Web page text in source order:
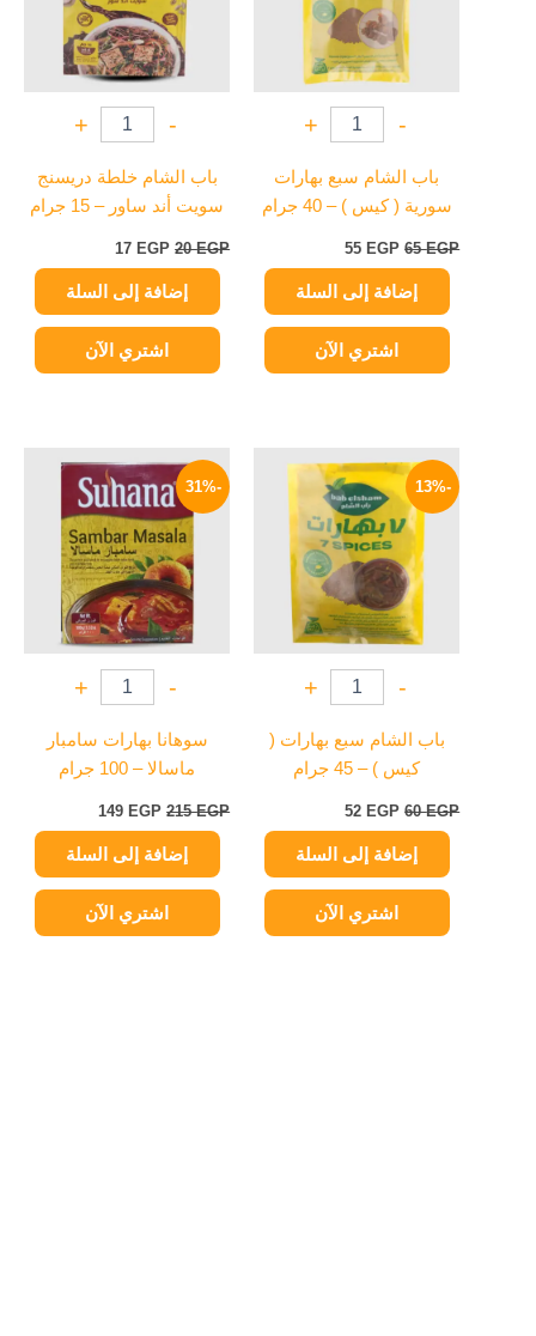
-
+
باب الشام سبع بهارات
سورية ( كيس ) – 40 جرام
65EGP
55 EGP
إضافة إلى السلة
اشتري الآن
-
+
باب الشام خلطة دريسنج
سويت أند ساور – 15 جرام
20EGP
17 EGP
إضافة إلى السلة
اشتري الآن
-13%
-
+
باب الشام سبع بهارات (
كيس ) – 45 جرام
60EGP
الأصلي
هو:
60 EGP.
52 EGP
الحالي
هو:
52 EGP.
إضافة إلى السلة
اشتري الآن
-31%
-
+
سوهانا بهارات سامبار
ماسالا – 100 جرام
215EGP
الأصلي
هو:
215 EGP.
149 EGP
الحالي
هو:
149 EGP.
إضافة إلى السلة
اشتري الآن